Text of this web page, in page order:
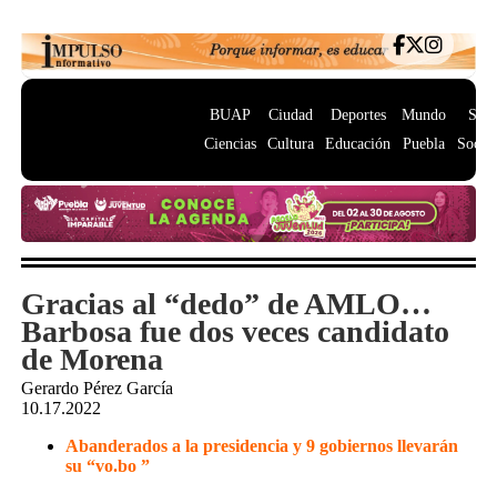
BUAP
Ciencias
Ciudad
Cultura
Deportes
Educación
Mundo
Puebla
Gracias al “dedo” de AMLO…
Barbosa fue dos veces candidato
de Morena
Gerardo Pérez García
10.17.2022
Abanderados a la presidencia y 9 gobiernos llevarán
su “vo.bo ”